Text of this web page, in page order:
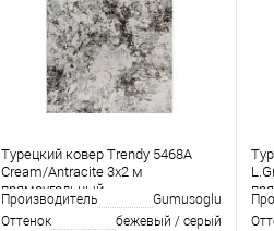
Турецкий ковер Trendy 5468A
Cream/Antracite 3x2 м
прямоугольный
Производитель
Gumusoglu
Оттенок
бежевый / серый